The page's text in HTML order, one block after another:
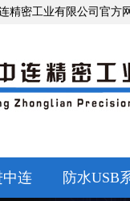
精密工业有限公司官方
中连 防水USB